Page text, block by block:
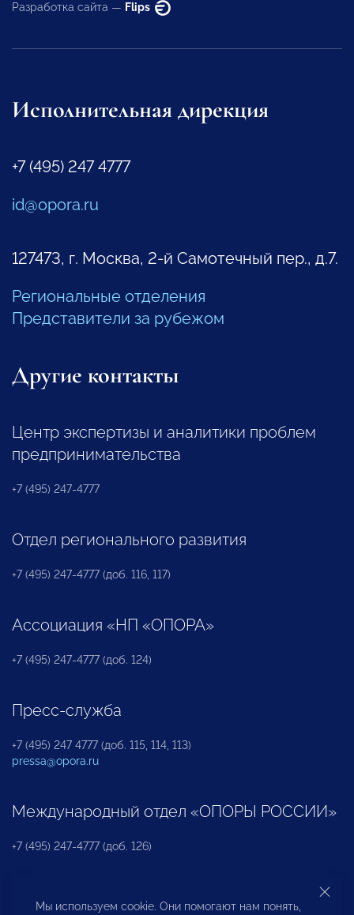
Разработка сайта — Flips
Исполнительная дирекция
+7 (495) 247 4777
id@opora.ru
127473, г. Москва, 2-й Самотечный пер., д.7.
Региональные отделения
Представители за рубежом
Другие контакты
Центр экспертизы и аналитики проблем
предпринимательства
+7 (495) 247-4777
Отдел регионального развития
+7 (495) 247-4777 (доб. 116, 117)
Ассоциация «НП «ОПОРА»
+7 (495) 247-4777 (доб. 124)
Пресс-служба
+7 (495) 247 4777 (доб. 115, 114, 113)
pressa@opora.ru
Международный отдел «ОПОРЫ РОССИИ»
+7 (495) 247-4777 (доб. 126)
Бюро по защите прав предпринимателей и
Мы используем cookie. Они помогают нам понять,